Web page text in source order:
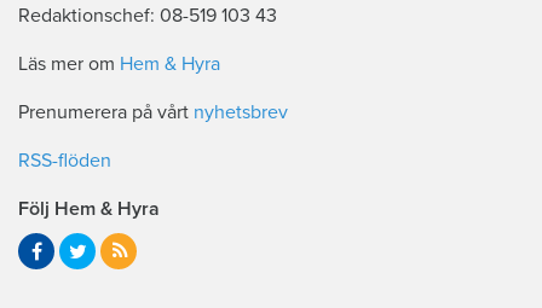
Redaktionschef: 08-519 103 43
Läs mer om Hem & Hyra
Prenumerera på vårt nyhetsbrev
RSS-flöden
Följ Hem & Hyra